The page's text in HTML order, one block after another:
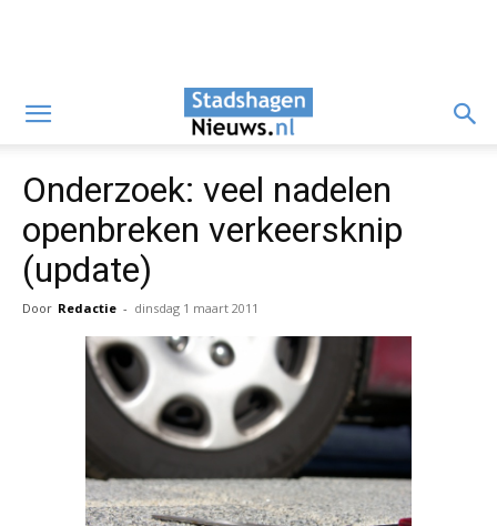
Onderzoek: veel nadelen
openbreken verkeersknip
(update)
Door Redactie - dinsdag 1 maart 2011